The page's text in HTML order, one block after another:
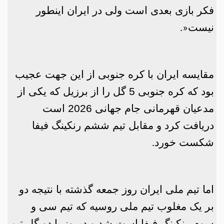
فکر بازی بعدی است ولی در ایران اینطور
نیست.»
مقایسه ایران با کره جنوبی از این جهت عجیب
بود که کره جنوبی 5 گل را از برزیل که یکی از
مدعیان قهرمانی جام جهانی 2026 است
دریافت کرد و مقابل تیم ششم رنکینگ فیفا
شکست خورد.
اما تیم ملی ایران روز جمعه گذشته با نتیجه دو
بر یک مغلوب تیم ملی روسیه که تیم سی و